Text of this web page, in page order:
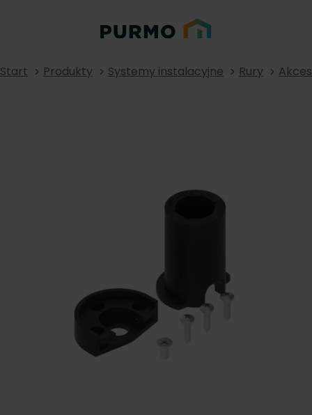
Start Produkty Systemy instalacyjne Rury